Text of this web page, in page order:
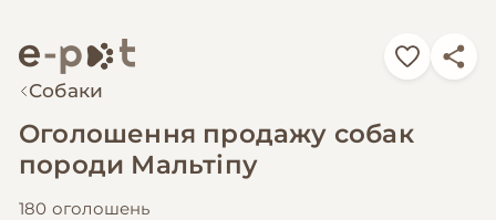
Собаки
Оголошення продажу собак
породи Мальтіпу
180 оголошень